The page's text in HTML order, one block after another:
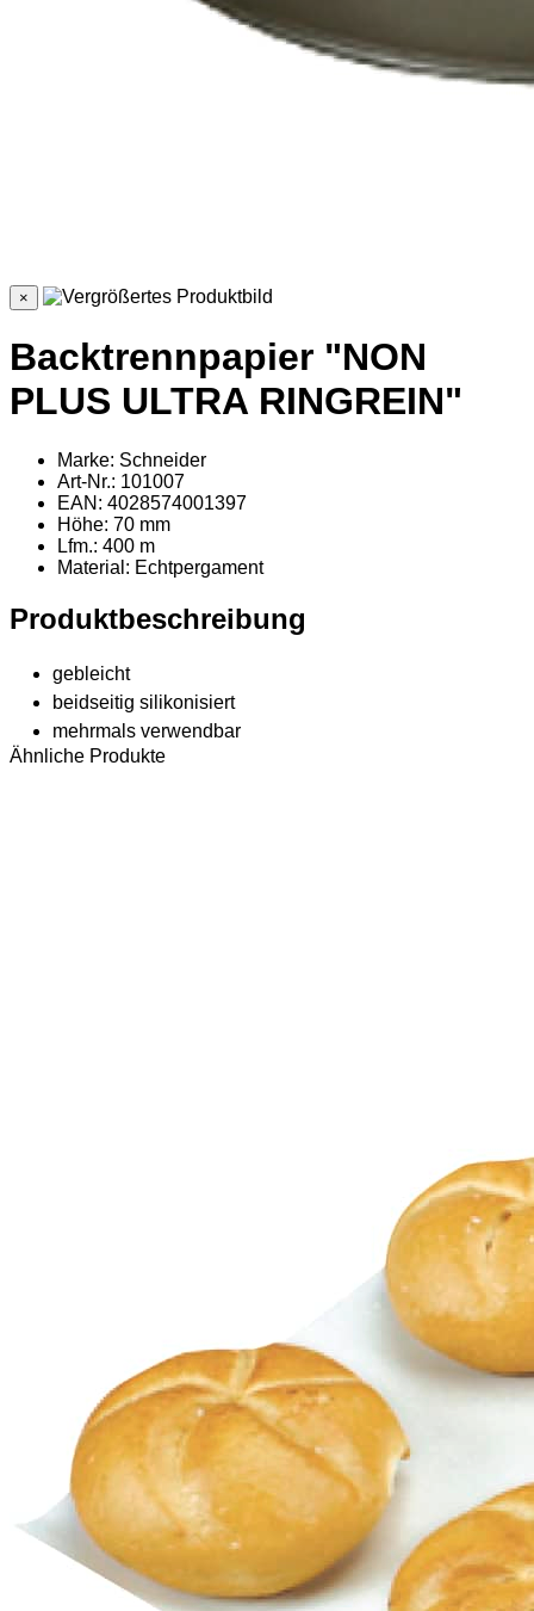
×
Backtrennpapier "NON
PLUS ULTRA RINGREIN"
Marke: Schneider
Art-Nr.: 101007
EAN: 4028574001397
Höhe: 70 mm
Lfm.: 400 m
Material : Echtpergament
Produktbeschreibung
gebleicht
beidseitig silikonisiert
mehrmals verwendbar
Ähnliche Produkte